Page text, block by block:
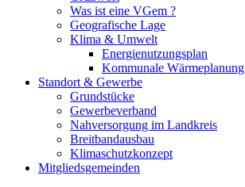
Was ist eine VGem ?
Geografische Lage
Klima & Umwelt
Energienutzungsplan
Kommunale Wärmeplanung
Standort & Gewerbe
Grundstücke
Gewerbeverband
Nahversorgung im Landkreis
Breitbandausbau
Klimaschutzkonzept
Mitgliedsgemeinden